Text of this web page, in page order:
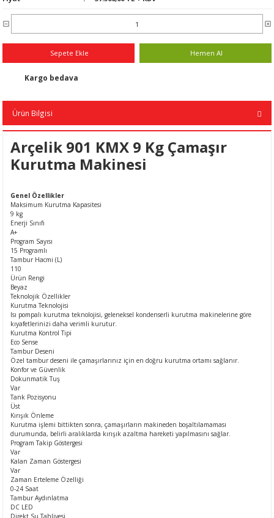
ve Dondurucular
Yağlı Radyatörler
Sepete Ekle Hemen Al
Kargo bedava
Ürün Bilgisi
Arçelik 901 KMX 9 Kg Çamaşır
Kurutma Makinesi
Genel Özellikler
Maksimum Kurutma Kapasitesi
9 kg
Enerji Sınıfı
A+
Program Sayısı
15 Programlı
Tambur Hacmi (L)
110
Ürün Rengi
Beyaz
Teknolojik Özellikler
Kurutma Teknolojisi
Isı pompalı kurutma teknolojisi, geleneksel kondenserli kurutma makinelerine göre
kıyafetlerinizi daha verimli kurutur.
Kurutma Kontrol Tipi
Eco Sense
Tambur Deseni
Özel tambur deseni ile çamaşırlarınız için en doğru kurutma ortamı sağlanır.
Konfor ve Güvenlik
Dokunmatik Tuş
Var
Tank Pozisyonu
Üst
Kırışık Önleme
Kurutma işlemi bittikten sonra, çamaşırların makineden boşaltılamaması
durumunda, belirli aralıklarda kırışık azaltma hareketi yapılmasını sağlar.
Program Takip Göstergesi
Var
Kalan Zaman Göstergesi
Var
Zaman Erteleme Özelliği
0-24 Saat
Tambur Aydınlatma
DC LED
Direkt Su Tahliyesi